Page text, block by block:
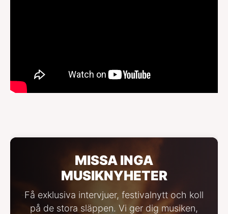
MISSA INGA
MUSIKNYHETER
Få exklusiva intervjuer, festivalnytt och koll
på de stora släppen. Vi ger dig musiken,